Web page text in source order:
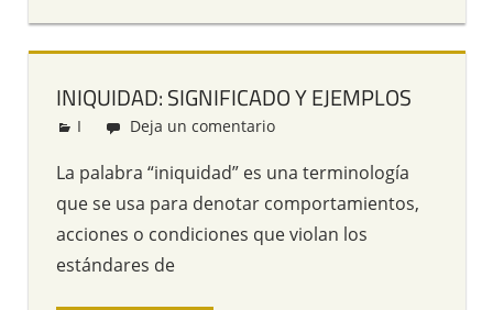
INIQUIDAD: SIGNIFICADO Y EJEMPLOS
Redacción
I Deja un comentario
La palabra “iniquidad” es una terminología
que se usa para denotar comportamientos,
acciones o condiciones que violan los
estándares de